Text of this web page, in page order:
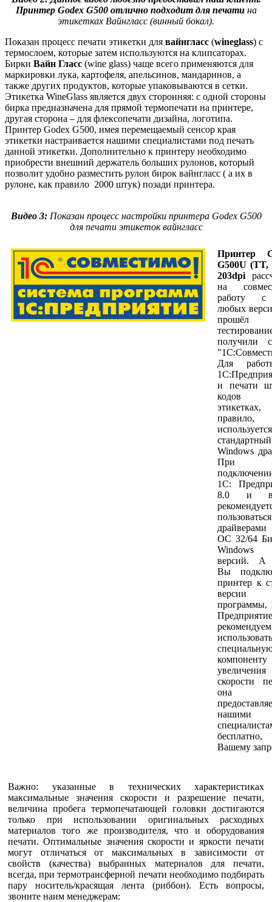
Принтер Godex G500 отлично подходит для печатина
этикетках Вайнгласс (винный бокал).
Показан процесс печати этикетки для вайнгласс (wineglass) с
термослоем, которые затем используются на клипсаторах.
Бирки Вайн Гласс (wine glass) чаще всего применяются для
маркировки лука, картофеля, апельсинов, мандаринов, а
также других продуктов, которые упаковываются в сетки.
Этикетка WineGlass является двух сторонняя: с одной стороны
бирка предназначена для прямой термопечати на принтере,
другая сторона – для флексопечати дизайна, логотипа.
Принтер Godex G500, имея перемещаемый сенсор края
этикетки настраивается нашими специалистами под печать
данной этикетки. Дополнительно к принтеру необходимо
приобрести внешний держатель больших рулонов, который
позволит удобно разместить рулон бирок вайнгласс ( а их в
рулоне, как правило 2000 штук) позади принтера.
Видео 3: Показан процесс настройки принтера Godex G500
для печати этикеток вайнгласс
Принтер
G500U (TT,
203dpi
на
работу
любых
прошёл
получили
Для
и печати
кодов
правило,
используется
стандартный
Windows
При
1С:
8.0 и
пользоваться
ОС 32/64
Windows
версий. А
Вы
принтер к
версии
программы,
рекомендуем
использовать
увеличения
скорости
она
нашими
Вашему
Важно: указанные в технических характеристиках
максимальные значения скорости и разрешение печати,
величина пробега термопечатающей головки достигаются
только при использовании оригинальных расходных
материалов того же производителя, что и оборудования
печати. Оптимальные значения скорости и яркости печати
могут отличаться от максимальных в зависимости от
свойств (качества) выбранных материалов для печати,
всегда, при термотрансферной печати необходимо подбирать
пару носитель/красящая лента (риббон). Есть вопросы,
звоните наим менеджерам: